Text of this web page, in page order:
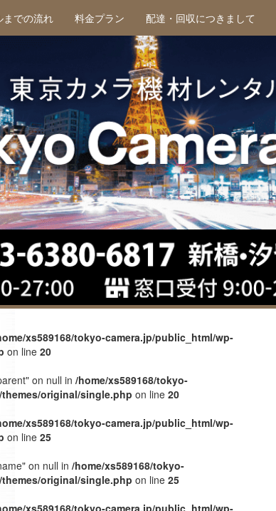
までの流れ 料金プラン 配達・回収につきまして
xs589168/tokyo-camera.jp/public_html/wp-
on line 20
on null in /home/xs589168/tokyo-
original/single.php on line 20
xs589168/tokyo-camera.jp/public_html/wp-
on line 25
on null in /home/xs589168/tokyo-
original/single.php on line 25
xs589168/tokyo-camera.jp/public_html/wp-